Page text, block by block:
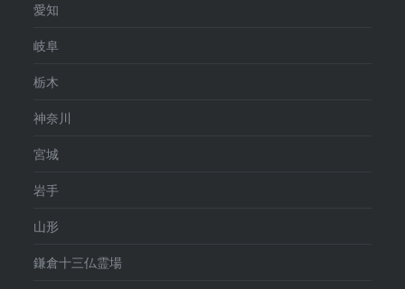
愛知
岐阜
栃木
神奈川
宮城
岩手
山形
鎌倉十三仏霊場